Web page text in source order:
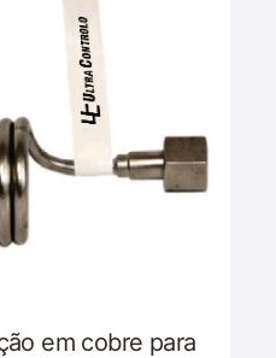
em cobre para